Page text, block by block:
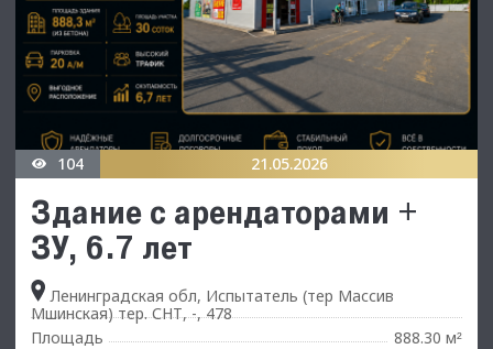
104 21.05.2026
Здание с арендаторами +
ЗУ, 6.7 лет
Ленинградская обл, Испытатель (тер Массив
Мшинская) тер. СНТ, -, 478
Площадь
888.30 м²